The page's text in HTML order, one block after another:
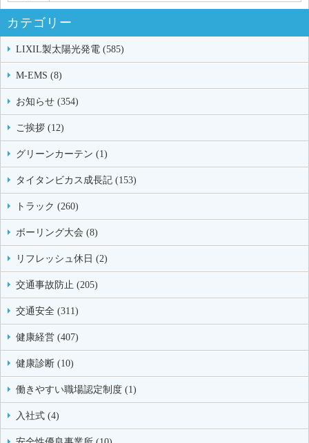
カテゴリー
LIXIL製太陽光発電 (585)
M-EMS (8)
お知らせ (354)
ご挨拶 (12)
グリーンカーテン (1)
タイタンビカス成長記 (153)
トラック (260)
ボーリング大会 (8)
リフレッシュ休日 (2)
交通事故防止 (205)
交通安全 (311)
健康経営 (407)
健康診断 (10)
働きやすい職場認定制度 (1)
入社式 (4)